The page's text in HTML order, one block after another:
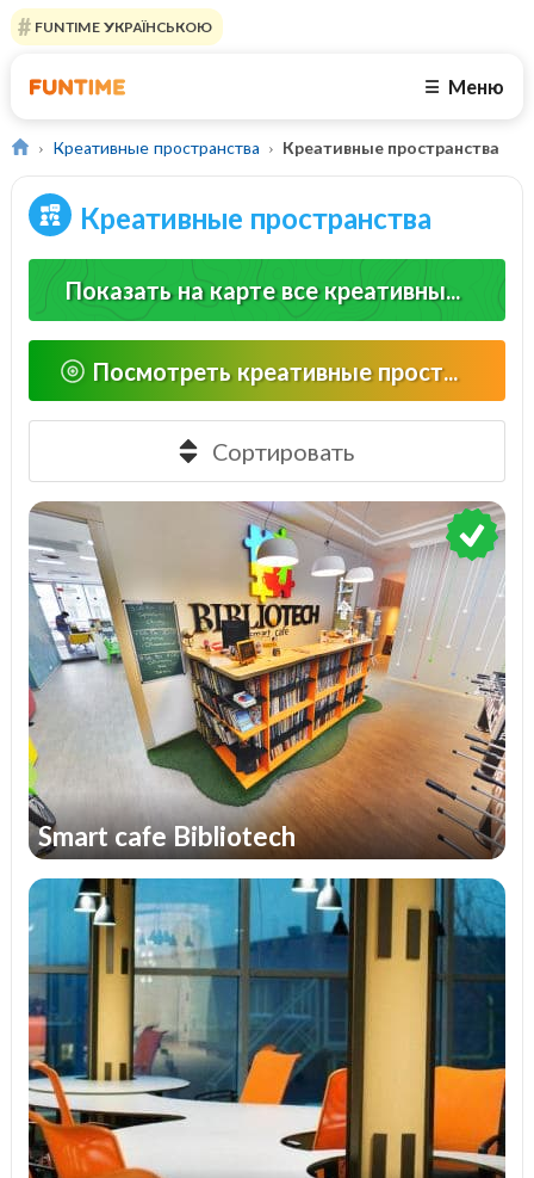
FUNTIME УКРАЇНСЬКОЮ
☰ Меню
Креативные пространства Креативные пространства
Креативные пространства
Показать на карте все креативные пространства
Посмотреть креативные пространства рядом
Сортировать
Smart cafe Bibliotech